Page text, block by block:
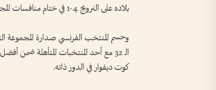
بلاده على النرويج 4-1 في ختام منافسات المجموعة التاسعة بمونديال 2026.
وحسم المنتخب الفرنسي صدارة المجموعة
الـ 32 مع أحد المنتخبات المتأهلة ضمن
كوت ديفوار في الدور ذاته.